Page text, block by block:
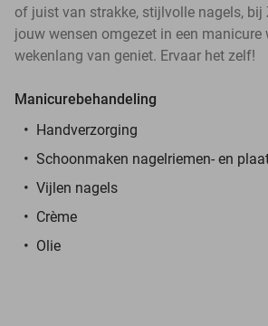
of juist van strakke, stijlvolle nagels, bij
jouw wensen omgezet in een manicure
wekenlang van geniet. Ervaar het zelf!
Manicurebehandeling
Handverzorging
Schoonmaken nagelriemen- en
Vijlen nagels
Crème
Olie